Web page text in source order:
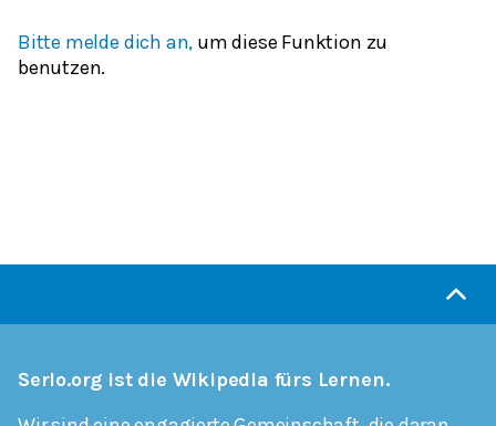
Bitte melde dich an, um diese Funktion zu
benutzen.
Serlo.org ist die Wikipedia fürs Lernen.